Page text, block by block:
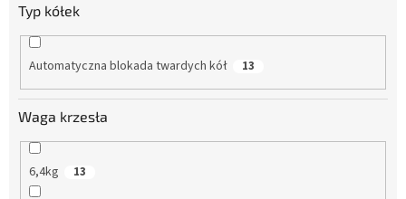
Typ kółek
Automatyczna blokada twardych kół 13
Waga krzesła
6,4kg 13